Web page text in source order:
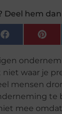
Deel hem
Facebook
niet waar je
mensen
te
mee